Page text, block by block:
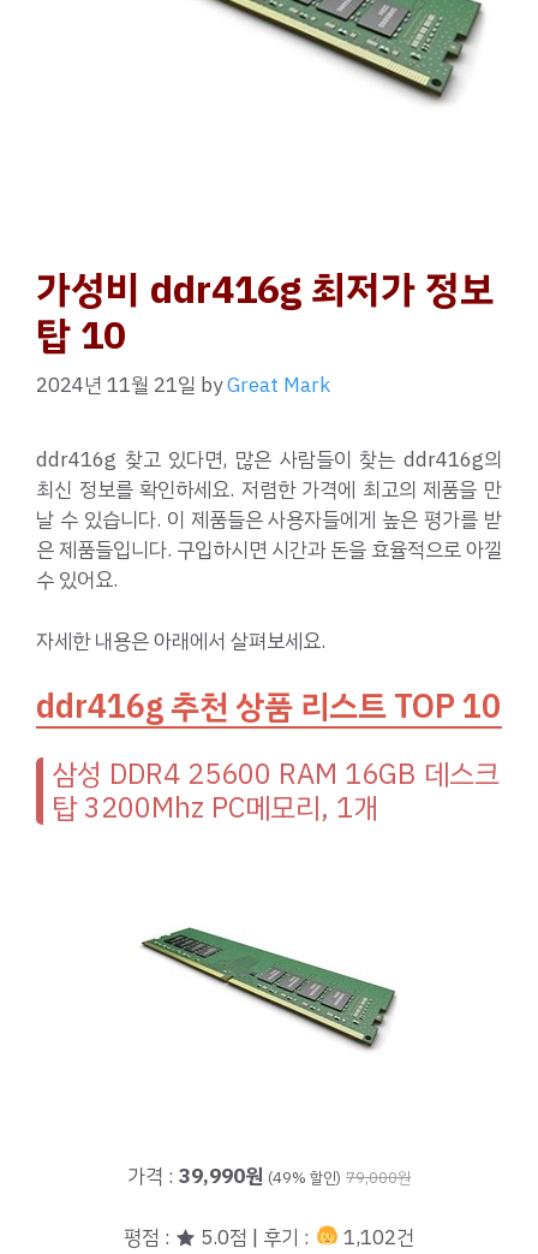
가성비 ddr416g 최저가 정보
탑 10
2024년 11월 21일 byGreat Mark
ddr416g 찾고 있다면, 많은 사람들이 찾는 ddr416g의
최신 정보를 확인하세요. 저렴한 가격에 최고의 제품을 만
날 수 있습니다. 이 제품들은 사용자들에게 높은 평가를 받
은 제품들입니다. 구입하시면 시간과 돈을 효율적으로 아낄
수 있어요.
자세한 내용은 아래에서 살펴보세요.
ddr416g 추천 상품 리스트 TOP 10
삼성 DDR4 25600 RAM 16GB 데스크
탑 3200Mhz PC메모리, 1개
가격 : 39,990원 (49% 할인) 79,000원
평점 : ★ 5.0점 | 후기 : 1,102건